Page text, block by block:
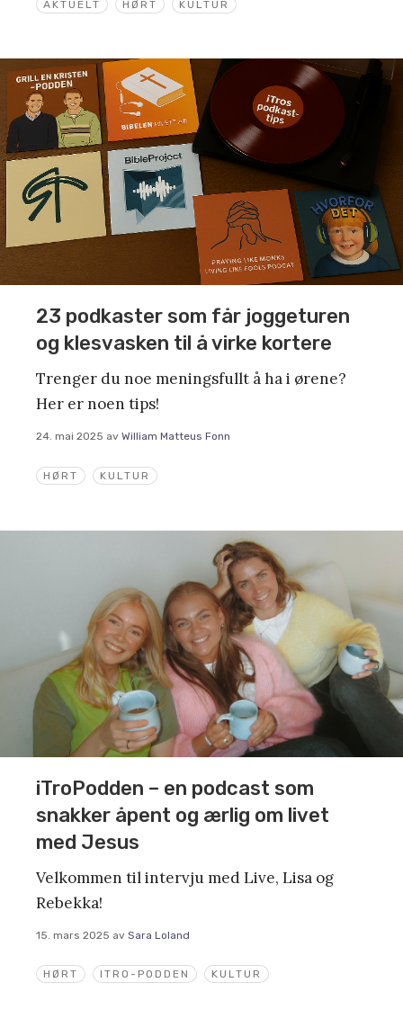
AKTUELT HØRT KULTUR
HØRT KULTUR
23 podkaster som får joggeturen
og klesvasken til å virke kortere
Trenger du noe meningsfullt å ha i ørene?
Her er noen tips!
24. mai 2025 av William Matteus Fonn
HØRT ITRO-PODDEN KULTUR
iTroPodden – en podcast som
snakker åpent og ærlig om livet
med Jesus
Velkommen til intervju med Live, Lisa og
Rebekka!
15. mars 2025 av Sara Loland